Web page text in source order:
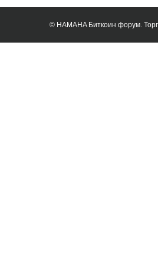
© HAMAHA Биткоин форум.